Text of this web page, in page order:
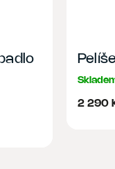
2 290